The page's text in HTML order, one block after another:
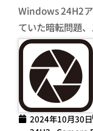
Windows 24H2
ていた暗転問題、
2024年10月30日